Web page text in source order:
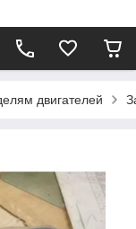
двигателей